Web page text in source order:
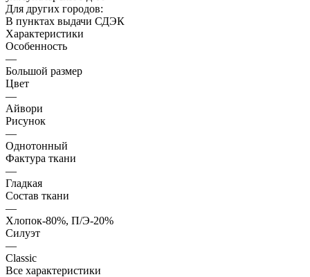
Для других городов:
В пунктах выдачи СДЭК
Характеристики
Особенность
—
Большой размер
Цвет
—
Айвори
Рисунок
—
Однотонный
Фактура ткани
—
Гладкая
Состав ткани
—
Хлопок-80%, П/Э-20%
Силуэт
—
Classic
Все характеристики